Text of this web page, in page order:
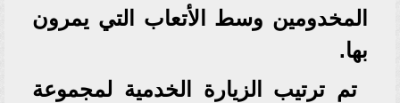
المخدومين وسط الأتعاب التي يمرون
بها.
تم ترتيب الزيارة الخدمية لمجموعة